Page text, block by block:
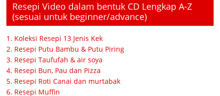
Resepi Video dalam bentuk CD Lengkap A-Z
(sesuai untuk beginner/advance)
1. Koleksi Resepi 13 Jenis Kek
2. Resepi Putu Bambu & Putu Piring
3. Resepi Taufufah & air soya
4. Resepi Bun, Pau dan Pizza
5. Resepi Roti Canai dan murtabak
6. Resepi Muffin